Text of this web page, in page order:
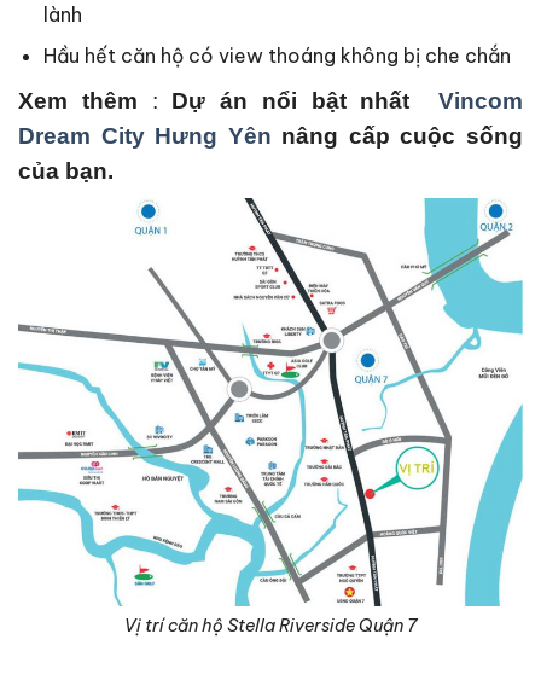
lành
Hầu hết căn hộ có view thoáng không bị che chắn
Xem thêm : Dự án nổi bật nhấtVincom
Dream City Hưng Yên nâng cấp cuộc sống
của bạn.
Vị trí căn hộ Stella Riverside Quận 7